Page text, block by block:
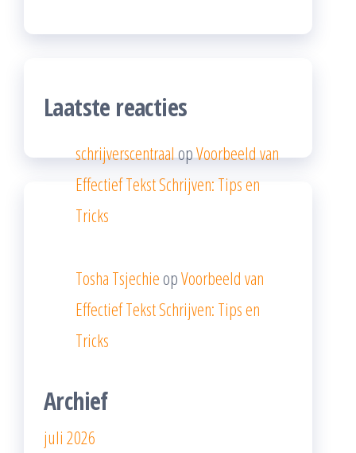
Laatste reacties
schrijverscentraalopVoorbeeld van
Effectief Tekst Schrijven: Tips en
Tricks
Tosha Tsjechie opVoorbeeld van
Effectief Tekst Schrijven: Tips en
Tricks
Archief
juli 2026